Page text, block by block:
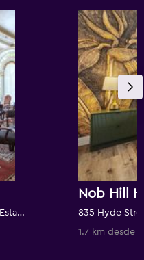
701 Post Street, San Francisco, CA, Estados Unidos
Nob Hill
1.7 km desde